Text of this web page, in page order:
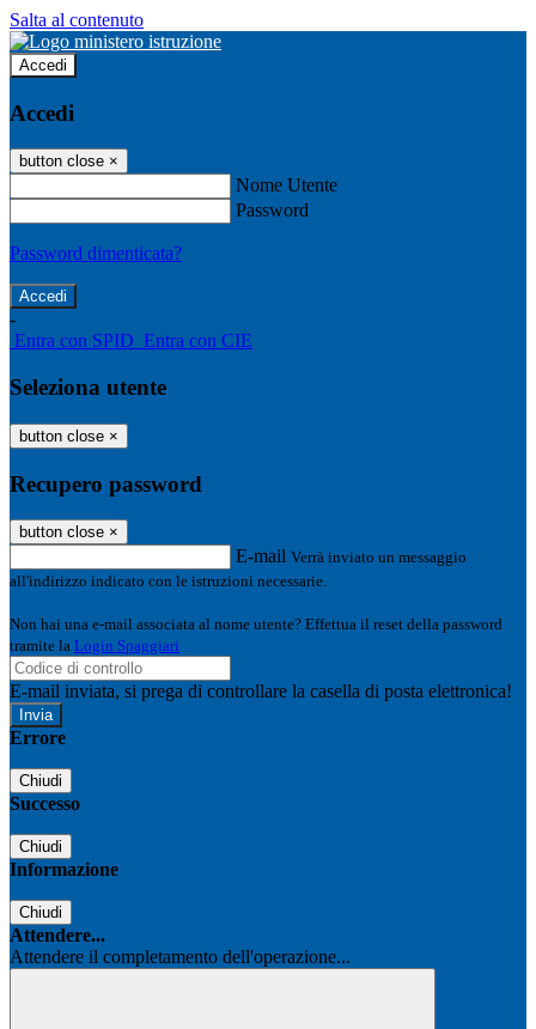
Salta al contenuto
Accedi
Accedi
button close ×
Nome Utente
Password
Password dimenticata?
-
Entra con SPID Entra con CIE
Seleziona utente
button close ×
Recupero password
button close ×
E-mail Verrà inviato un messaggio
all'indirizzo indicato con le istruzioni necessarie.
Non hai una e-mail associata al nome utente? Effettua il reset della password
tramite la Login Spaggiari
E-mail inviata, si prega di controllare la casella di posta elettronica!
Errore
Chiudi
Successo
Chiudi
Informazione
Chiudi
Attendere...
Attendere il completamento dell'operazione...